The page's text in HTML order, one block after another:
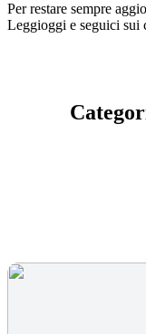
Per restare sempre
Leggioggi e seguici sui